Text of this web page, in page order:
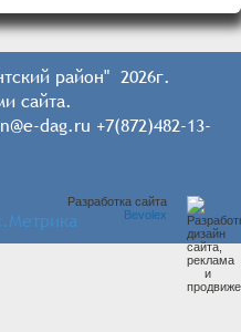
район" 2026г.
сайта.
dag.ru +7(872)482-13-
Разработка сайта
Bevolex